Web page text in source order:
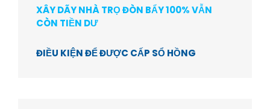
XÂY DÃY NHÀ TRỌ ĐÒN BẨY 100% VẪN
CÒN TIỀN DƯ
ĐIỀU KIỆN ĐỂ ĐƯỢC CẤP SỔ HỒNG